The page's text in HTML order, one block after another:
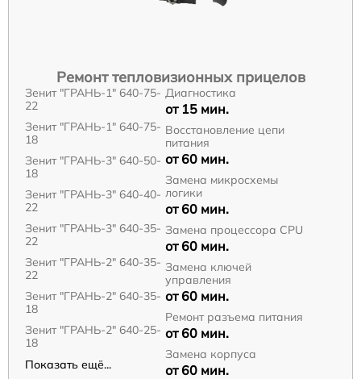
Ремонт тепловизионных прицелов
Зенит "ГРАНЬ-1" 640-75-
22
Зенит "ГРАНЬ-1" 640-75-
18
Зенит "ГРАНЬ-3" 640-50-
18
Зенит "ГРАНЬ-3" 640-40-
22
Зенит "ГРАНЬ-3" 640-35-
22
Зенит "ГРАНЬ-2" 640-35-
22
Зенит "ГРАНЬ-2" 640-35-
18
Зенит "ГРАНЬ-2" 640-25-
18
Показать ещё...
Диагностика
от 15 мин.
Восстановление цепи
питания
от 60 мин.
Замена микросхемы
логики
от 60 мин.
Замена процессора CPU
от 60 мин.
Замена ключей
управления
от 60 мин.
Ремонт разъема питания
от 60 мин.
Замена корпуса
от 60 мин.